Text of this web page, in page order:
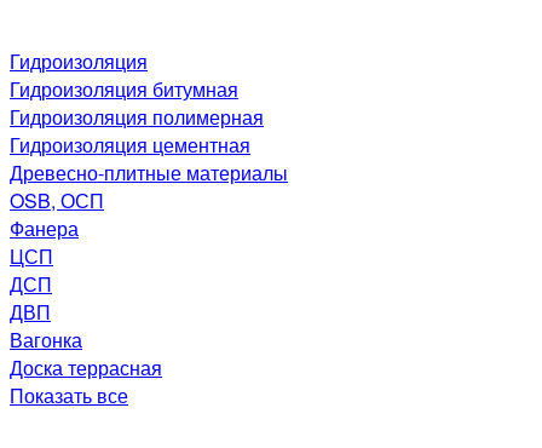
Гидроизоляция
Гидроизоляция битумная
Гидроизоляция полимерная
Гидроизоляция цементная
Древесно-плитные материалы
OSB, ОСП
Фанера
ЦСП
ДСП
ДВП
Вагонка
Доска террасная
Показать все